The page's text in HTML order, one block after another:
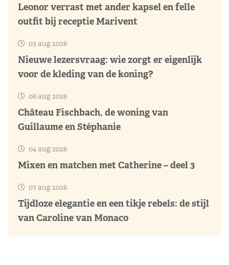
Leonor verrast met ander kapsel en felle
outfit bij receptie Marivent
03 aug 2026
Nieuwe lezersvraag: wie zorgt er eigenlijk
voor de kleding van de koning?
06 aug 2026
Château Fischbach, de woning van
Guillaume en Stéphanie
04 aug 2026
Mixen en matchen met Catherine – deel 3
07 aug 2026
Tijdloze elegantie en een tikje rebels: de stijl
van Caroline van Monaco